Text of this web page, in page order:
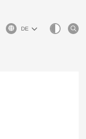
Sprachauswahl